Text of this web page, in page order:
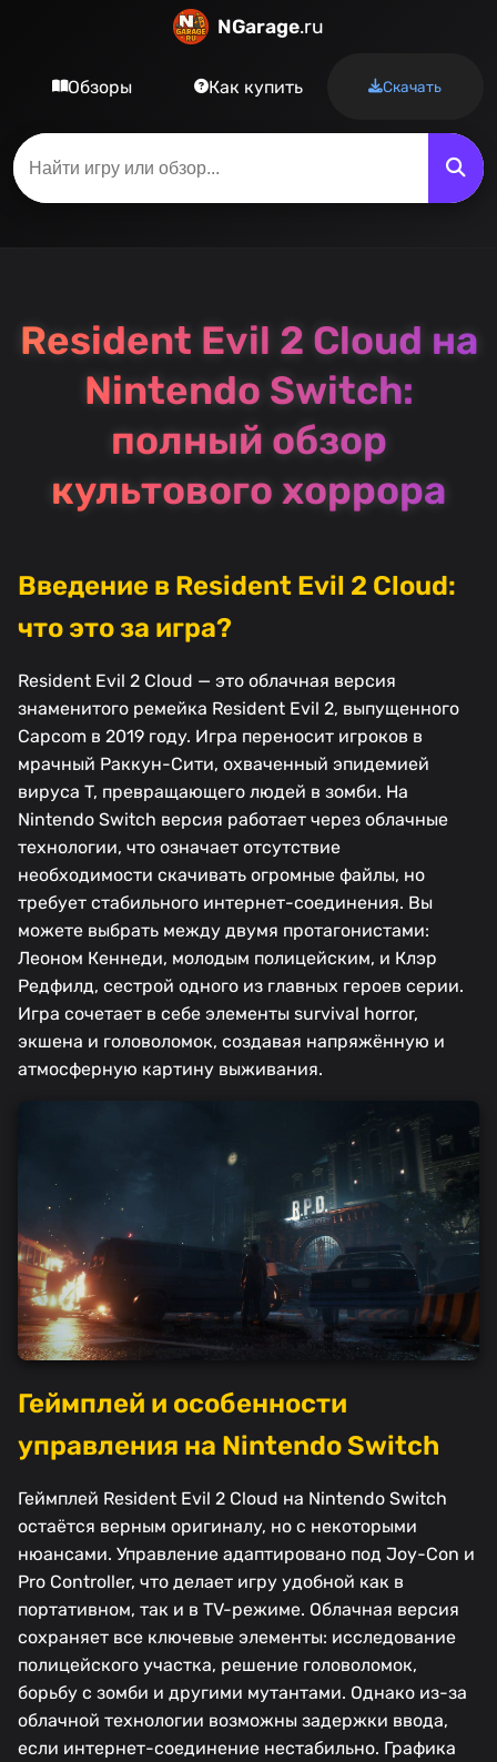
NGarage.ru
Обзоры Как купить Скачать
Resident Evil 2 Cloud на
Nintendo Switch:
полный обзор
культового хоррора
Введение в Resident Evil 2 Cloud:
что это за игра?
Resident Evil 2 Cloud — это облачная версия
знаменитого ремейка Resident Evil 2, выпущенного
Capcom в 2019 году. Игра переносит игроков в
мрачный Раккун-Сити, охваченный эпидемией
вируса T, превращающего людей в зомби. На
Nintendo Switch версия работает через облачные
технологии, что означает отсутствие
необходимости скачивать огромные файлы, но
требует стабильного интернет-соединения. Вы
можете выбрать между двумя протагонистами:
Леоном Кеннеди, молодым полицейским, и Клэр
Редфилд, сестрой одного из главных героев серии.
Игра сочетает в себе элементы survival horror,
экшена и головоломок, создавая напряжённую и
атмосферную картину выживания.
Геймплей и особенности
управления на Nintendo Switch
Геймплей Resident Evil 2 Cloud на Nintendo Switch
остаётся верным оригиналу, но с некоторыми
нюансами. Управление адаптировано под Joy-Con и
Pro Controller, что делает игру удобной как в
портативном, так и в TV-режиме. Облачная версия
сохраняет все ключевые элементы: исследование
полицейского участка, решение головоломок,
борьбу с зомби и другими мутантами. Однако из-за
облачной технологии возможны задержки ввода,
если интернет-соединение нестабильно. Графика